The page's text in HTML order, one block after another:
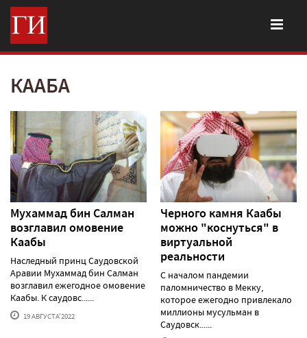
КААБА
Мухаммад бин Салман
возглавил омовение
Каабы
Наследный принц Саудовской
Аравии Мухаммад бин Салман
возглавил ежегодное омовение
Каабы. К саудовс......
19 АВГУСТА'2022
Черного камня Каабы
можно "коснуться" в
виртуальной
реальности
С началом пандемии
паломничество в Мекку,
которое ежегодно привлекало
миллионы мусульман в
Саудовск......